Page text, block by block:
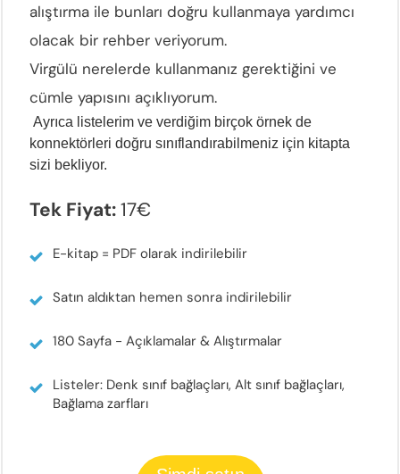
alıştırma ile bunları doğru kullanmaya yardımcı
olacak bir rehber veriyorum.
Virgülü nerelerde kullanmanız gerektiğini ve
cümle yapısını açıklıyorum.
Ayrıca listelerim ve verdiğim birçok örnek de
konnektörleri doğru sınıflandırabilmeniz için kitapta
sizi bekliyor.
Tek Fiyat:17€
E-kitap = PDF olarak indirilebilir
Satın aldıktan hemen sonra indirilebilir
180 Sayfa - Açıklamalar & Alıştırmalar
Listeler: Denk sınıf bağlaçları, Alt sınıf bağlaçları,
Bağlama zarfları